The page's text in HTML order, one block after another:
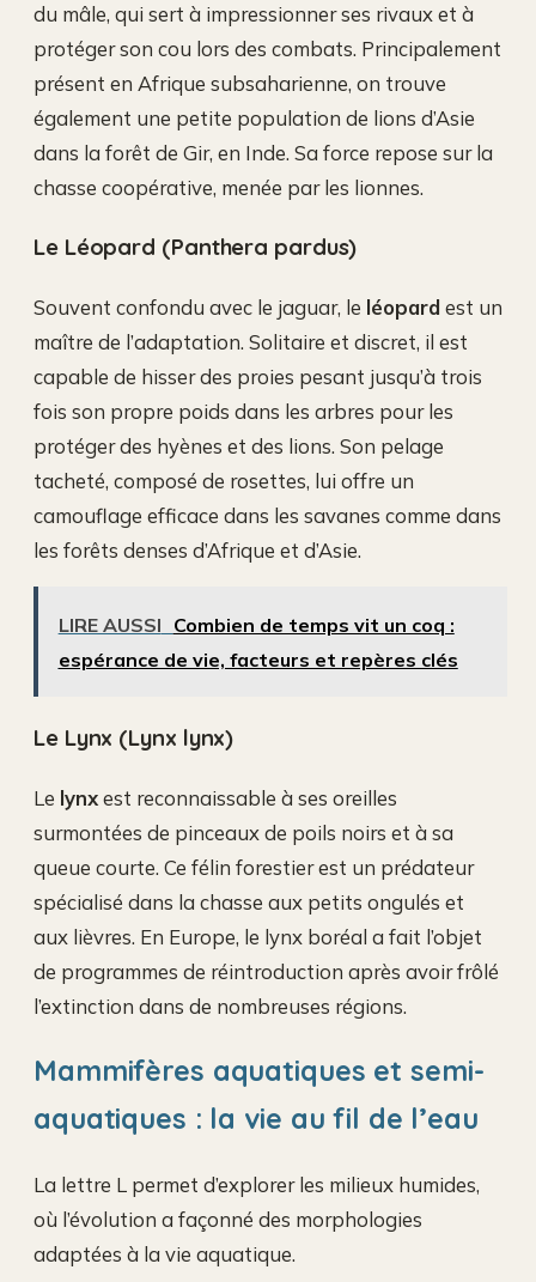
du mâle, qui sert à impressionner ses rivaux et à
protéger son cou lors des combats. Principalement
présent en Afrique subsaharienne, on trouve
également une petite population de lions d’Asie
dans la forêt de Gir, en Inde. Sa force repose sur la
chasse coopérative, menée par les lionnes.
Le Léopard (Panthera pardus)
Souvent confondu avec le jaguar, le léopard est un
maître de l’adaptation. Solitaire et discret, il est
capable de hisser des proies pesant jusqu’à trois
fois son propre poids dans les arbres pour les
protéger des hyènes et des lions. Son pelage
tacheté, composé de rosettes, lui offre un
camouflage efficace dans les savanes comme dans
les forêts denses d’Afrique et d’Asie.
LIRE AUSSI Combien de temps vit un coq :
espérance de vie, facteurs et repères clés
Le Lynx (Lynx lynx)
Le lynxest reconnaissable à ses oreilles
surmontées de pinceaux de poils noirs et à sa
queue courte. Ce félin forestier est un prédateur
spécialisé dans la chasse aux petits ongulés et
aux lièvres. En Europe, le lynx boréal a fait l’objet
de programmes de réintroduction après avoir frôlé
l’extinction dans de nombreuses régions.
Mammifères aquatiques et semi-
aquatiques : la vie au fil de l’eau
La lettre L permet d’explorer les milieux humides,
où l’évolution a façonné des morphologies
adaptées à la vie aquatique.